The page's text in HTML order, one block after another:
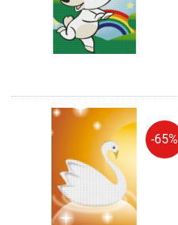
-65%